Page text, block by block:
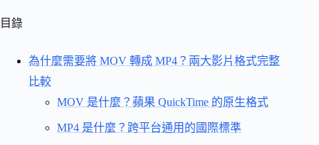
目錄
為什麼需要將 MOV 轉成 MP4？兩大影片格式完整
比較
MOV 是什麼？蘋果 QuickTime 的原生格式
MP4 是什麼？跨平台通用的國際標準